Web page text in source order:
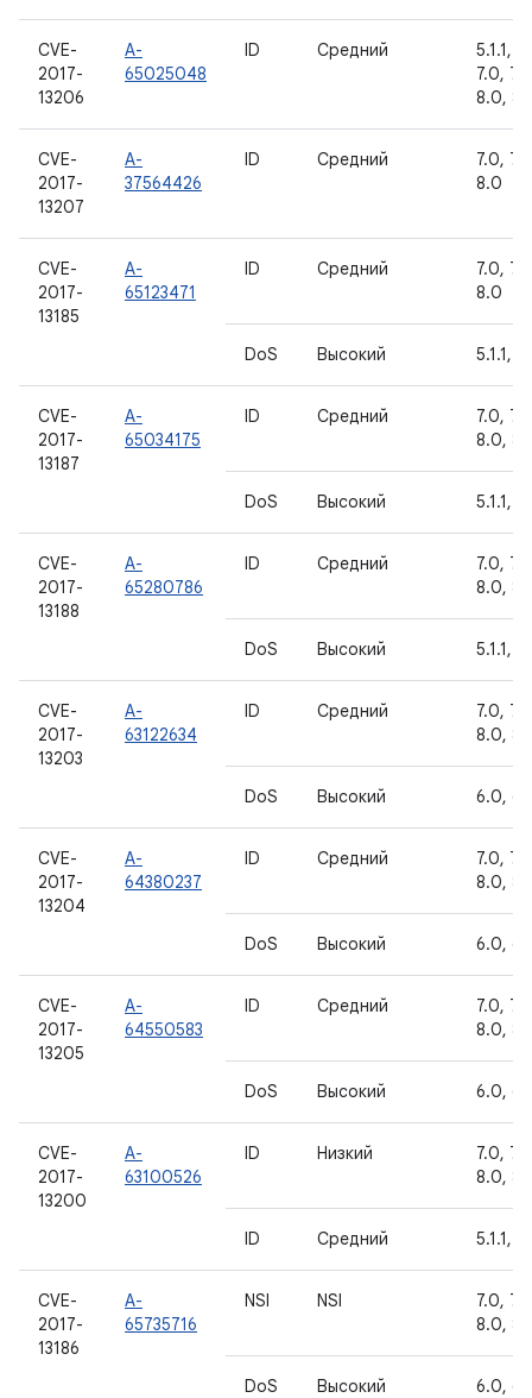
CVE-
2017-
13206
A-
65025048
ID Средний
5.1.1,
7.0,
8.0, 8.1
CVE-
2017-
13207
A-
37564426
ID Средний
7.0,
8.0
CVE-
2017-
13185
A-
65123471
ID Средний
7.0,
8.0
DoS Высокий 5.1.1,
CVE-
2017-
13187
A-
65034175
ID Средний
7.0,
8.0, 8.1
DoS Высокий 5.1.1,
CVE-
2017-
13188
A-
65280786
ID Средний
7.0,
8.0, 8.1
DoS Высокий 5.1.1,
CVE-
2017-
13203
A-
63122634
ID Средний
7.0,
8.0, 8.1
DoS Высокий 6.0,
CVE-
2017-
13204
A-
64380237
ID Средний
7.0,
8.0, 8.1
DoS Высокий 6.0,
CVE-
2017-
13205
A-
64550583
ID Средний
7.0,
8.0, 8.1
DoS Высокий 6.0,
CVE-
2017-
13200
A-
63100526
ID Низкий
7.0,
8.0, 8.1
ID Средний 5.1.1,
CVE-
2017-
13186
A-
65735716
NSI NSI
7.0,
8.0, 8.1
DoS Высокий 6.0,